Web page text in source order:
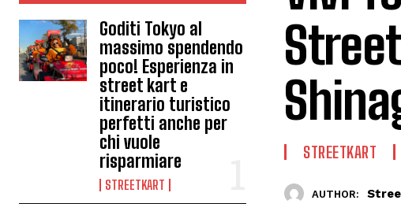
Goditi Tokyo al
massimo spendendo
poco! Esperienza in
street kart e
itinerario turistico
perfetti anche per
chi vuole
risparmiare
STREETKART
STREETKART
AUTHOR: